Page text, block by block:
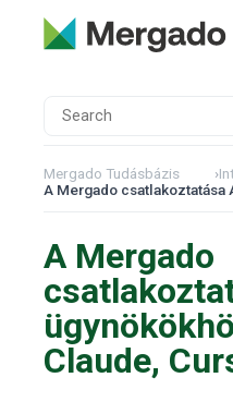
Mergado Tudásbázis ›
A Mergado
Claude,